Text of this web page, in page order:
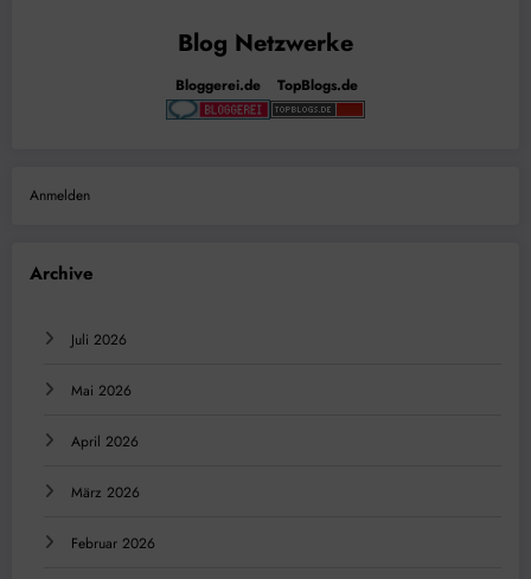
Bloggerei.de TopBlogs.de
Anmelden
Archive
Juli 2026
Mai 2026
April 2026
März 2026
Februar 2026